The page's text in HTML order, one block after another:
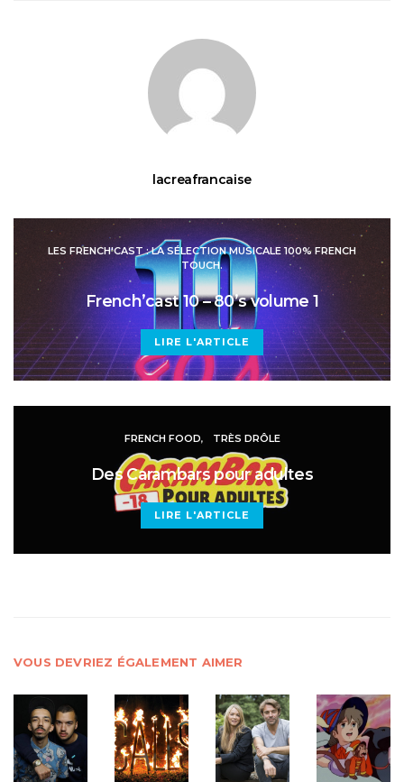
lacreafrancaise
LES FRENCH'CAST : LA SÉLECTION MUSICALE 100% FRENCH
TOUCH.
French’cast 10 – 80’s volume 1
LIRE L'ARTICLE
FRENCH FOOD TRÈS DRÔLE
Des Carambars pour adultes
LIRE L'ARTICLE
VOUS DEVRIEZ ÉGALEMENT AIMER